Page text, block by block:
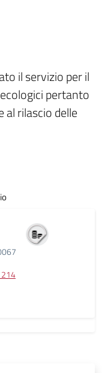
il servizio per il
pertanto
rilascio delle